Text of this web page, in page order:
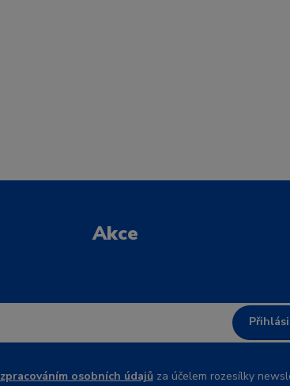
Akce
zpracováním osobních údajůza účelem rozesílky